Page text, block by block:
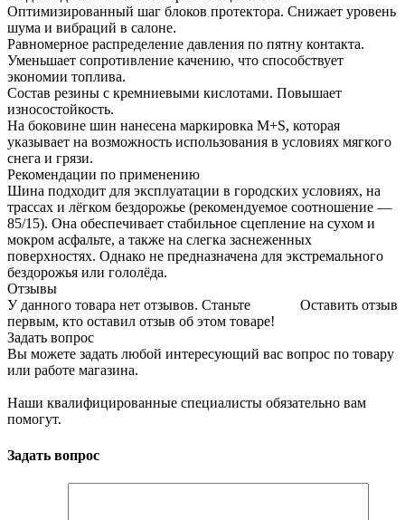
Оптимизированный шаг блоков протектора. Снижает уровень
шума и вибраций в салоне.
Равномерное распределение давления по пятну контакта.
Уменьшает сопротивление качению, что способствует
экономии топлива.
Состав резины с кремниевыми кислотами. Повышает
износостойкость.
На боковине шин нанесена маркировка M+S, которая
указывает на возможность использования в условиях мягкого
снега и грязи.
Рекомендации по применению
Шина подходит для эксплуатации в городских условиях, на
трассах и лёгком бездорожье (рекомендуемое соотношение —
85/15). Она обеспечивает стабильное сцепление на сухом и
мокром асфальте, а также на слегка заснеженных
поверхностях. Однако не предназначена для экстремального
бездорожья или гололёда.
Отзывы
Оставить отзыв
У данного товара нет отзывов. Станьте
первым, кто оставил отзыв об этом товаре!
Задать вопрос
Вы можете задать любой интересующий вас вопрос по товару
или работе магазина.
Наши квалифицированные специалисты обязательно вам
помогут.
Задать вопрос